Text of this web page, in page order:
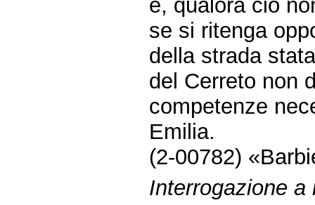
e, qualora ciò
se si ritenga
della strada
del Cerreto non
competenze
Emilia.
(2-00782)
Interrogazione